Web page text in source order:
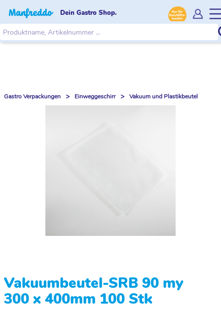
Dein Gastro Shop.
Gastro Verpackungen > Einweggeschirr > Vakuum und Plastikbeutel
Vakuumbeutel-SRB 90 my
300 x 400mm 100 Stk